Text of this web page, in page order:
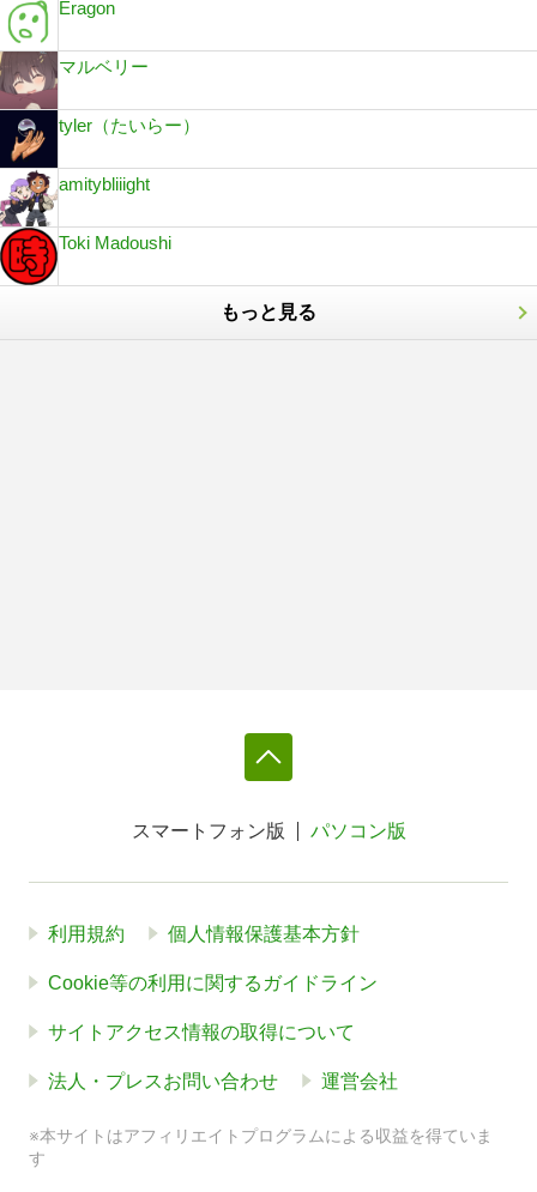
Eragon
マルベリー
tyler（たいらー）
amitybliiight
Toki Madoushi
もっと見る
スマートフォン版 パソコン版
利用規約 個人情報保護基本方針
Cookie等の利用に関するガイドライン
サイトアクセス情報の取得について
法人・プレスお問い合わせ 運営会社
※本サイトはアフィリエイトプログラムによる収益を得ていま
す